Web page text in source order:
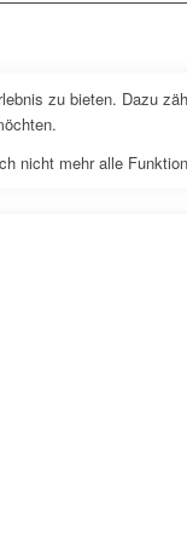
zu bieten. Dazu
nicht mehr alle